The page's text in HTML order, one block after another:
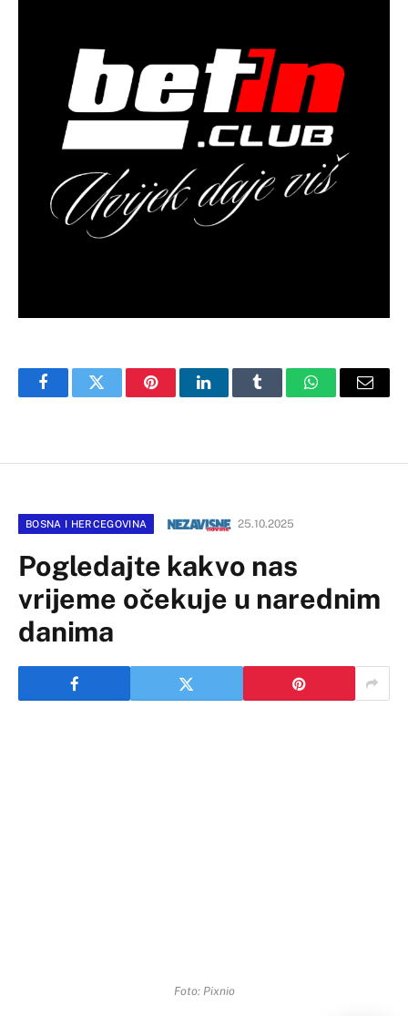
FacebookTwitter PinterestLinkedInTumblr WhatsAppEmail
BOSNA I HERCEGOVINA 25.10.2025
Pogledajte kakvo nas
vrijeme očekuje u narednim
danima
Foto: Pixnio